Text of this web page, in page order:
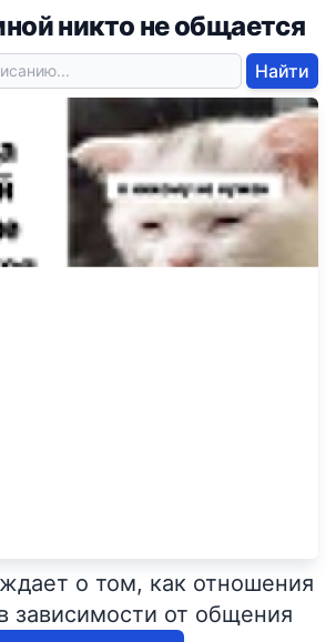
никто не общается
Найти
о том, как отношения
зависимости от общения